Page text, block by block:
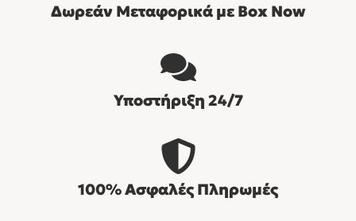
Δωρεάν Μεταφορικά με Βοx Now
Υποστήριξη 24/7
100% Ασφαλές Πληρωμές